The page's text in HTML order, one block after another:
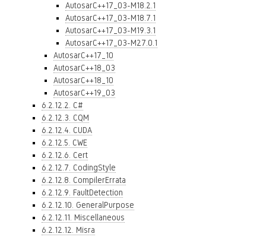
AutosarC++17_03-M18.2.1
AutosarC++17_03-M18.7.1
AutosarC++17_03-M19.3.1
AutosarC++17_03-M27.0.1
AutosarC++17_10
AutosarC++18_03
AutosarC++18_10
AutosarC++19_03
6.2.12.2. C#
6.2.12.3. CQM
6.2.12.4. CUDA
6.2.12.5. CWE
6.2.12.6. Cert
6.2.12.7. CodingStyle
6.2.12.8. CompilerErrata
6.2.12.9. FaultDetection
6.2.12.10. GeneralPurpose
6.2.12.11. Miscellaneous
6.2.12.12. Misra